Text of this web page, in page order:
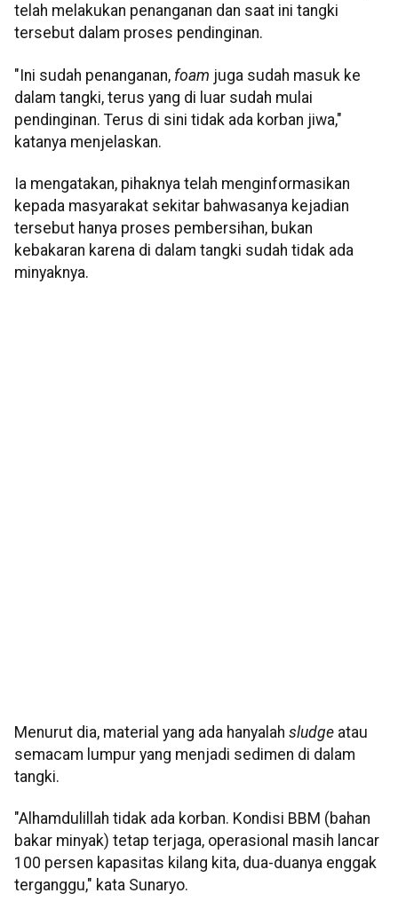
telah melakukan penanganan dan saat ini tangki
tersebut dalam proses pendinginan.
"Ini sudah penanganan, foam juga sudah masuk ke
dalam tangki, terus yang di luar sudah mulai
pendinginan. Terus di sini tidak ada korban jiwa,"
katanya menjelaskan.
Ia mengatakan, pihaknya telah menginformasikan
kepada masyarakat sekitar bahwasanya kejadian
tersebut hanya proses pembersihan, bukan
kebakaran karena di dalam tangki sudah tidak ada
minyaknya.
Menurut dia, material yang ada hanyalah sludge atau
semacam lumpur yang menjadi sedimen di dalam
tangki.
"Alhamdulillah tidak ada korban. Kondisi BBM (bahan
bakar minyak) tetap terjaga, operasional masih lancar
100 persen kapasitas kilang kita, dua-duanya enggak
terganggu," kata Sunaryo.